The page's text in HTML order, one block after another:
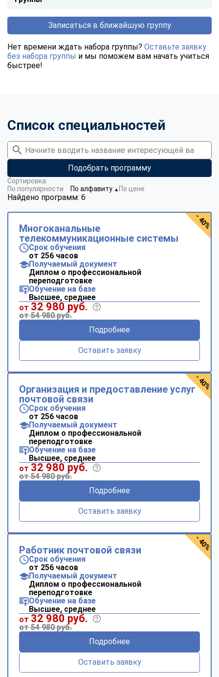
Записаться в ближайшую группу
Нет времени ждать набора группы? Оставьте заявку
без набора группы и мы поможем вам начать учиться
быстрее!
Список специальностей
Подобрать программу
Найдено программ: 6
Сортировка:
По популярности
По алфавиту ▼ По цене
Многоканальные
телекоммуникационные системы
Срок обучения
от 256 часов
Получаемый документ
Диплом о профессиональной
переподготовке
Обучение на базе
Высшее, среднее
от 32 980 руб.
от 54 980 руб.
Подробнее
Оставить заявку
- 40%
Организация и предоставление услуг
почтовой связи
Срок обучения
от 256 часов
Получаемый документ
Диплом о профессиональной
переподготовке
Обучение на базе
Высшее, среднее
от 32 980 руб.
от 54 980 руб.
Подробнее
Оставить заявку
- 40%
Работник почтовой связи
Срок обучения
от 256 часов
Получаемый документ
Диплом о профессиональной
переподготовке
Обучение на базе
Высшее, среднее
от 32 980 руб.
от 54 980 руб.
Подробнее
Оставить заявку
- 40%